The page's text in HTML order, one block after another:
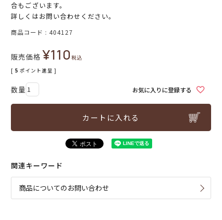
合もございます。
詳しくはお問い合わせください。
商品コード 404127
販売価格 ¥110税込
[ 5 ポイント進呈 ]
お気に入りに登録する
カートに入れる
関連キーワード
商品についてのお問い合わせ